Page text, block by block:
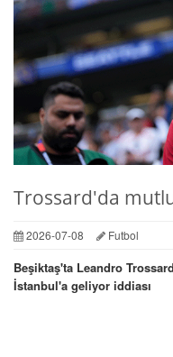
Trossard'da
2026-07-08 Futbol
Beşiktaş'ta Leandro
İstanbul'a geliyor iddiası